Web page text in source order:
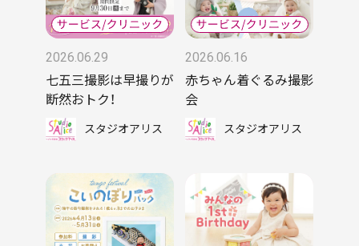
2026.06.29
七五三撮影は早撮りが
断然おトク！
スタジオアリス
2026.06.16
赤ちゃん着ぐるみ撮影
会
スタジオアリス